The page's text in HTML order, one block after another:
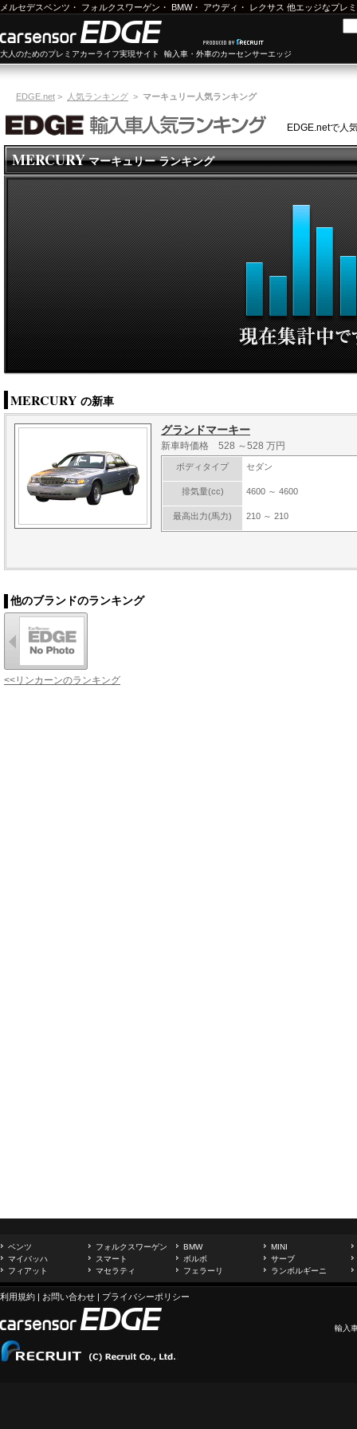
メルセデスベンツ ・ フォルクスワーゲン ・ BMW・ アウディ ・ レクサス 他エッジなプレ
大人のためのプレミアカーライフ実現サイト 輸入車・外車のカーセンサーエッジ
EDGE.net > 人気ランキング > マーキュリー人気ランキング
EDGE.netで人
MERCURYマーキュリー ランキング
MERCURY の新車
グランドマーキー
新車時価格 528 ～528 万円
ボディタイプ セダン
排気量(cc) 4600 ～ 4600
最高出力(馬力) 210 ～ 210
他のブランドのランキング
<<リンカーンのランキング
ベンツ フォルクスワーゲン BMW
MINI
マイバッハ
スマート ボルボ
サーブ
フィアット
マセラティ フェラーリ ランボルギーニ
利用規約 | お問い合わせ | プライバシーポリシー
輸入